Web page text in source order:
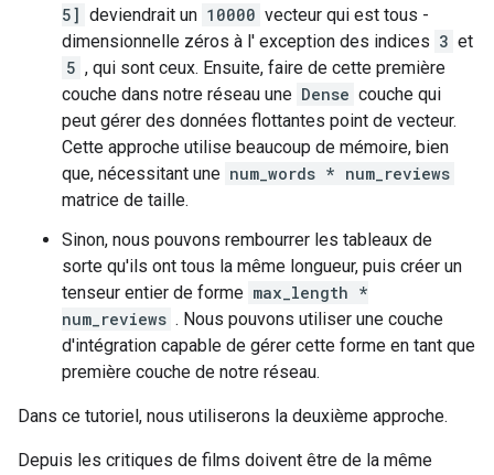
5] deviendrait un 10000 vecteur qui est tous -
dimensionnelle zéros à l' exception des indices 3 et
5 , qui sont ceux. Ensuite, faire de cette première
couche dans notre réseau une Dense couche qui
peut gérer des données flottantes point de vecteur.
Cette approche utilise beaucoup de mémoire, bien
que, nécessitant une num_words * num_reviews
matrice de taille.
Sinon, nous pouvons rembourrer les tableaux de
sorte qu'ils ont tous la même longueur, puis créer un
tenseur entier de forme max_length *
num_reviews . Nous pouvons utiliser une couche
d'intégration capable de gérer cette forme en tant que
première couche de notre réseau.
Dans ce tutoriel, nous utiliserons la deuxième approche.
Depuis les critiques de films doivent être de la même